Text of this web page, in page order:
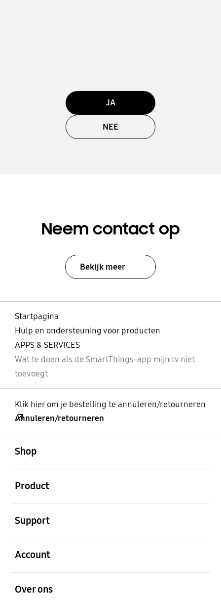
JA
NEE
Neem contact op
Bekijk meer
Startpagina
Hulp en ondersteuning voor producten
APPS & SERVICES
Wat te doen als de SmartThings-app mijn tv niet
toevoegt
Klik hier om je bestelling te annuleren/retourneren
Annuleren/retourneren
Shop
Product
Support
Account
Over ons